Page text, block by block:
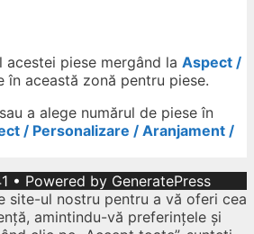
piese mergând la Aspect /
în această zonă pentru piese.
a alege numărul de piese în
/ Personalizare / Aranjament /
• Powered by GeneratePress
site-ul nostru pentru a vă oferi cea
amintindu-vă preferințele și